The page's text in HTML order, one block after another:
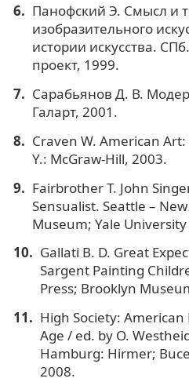
Панофский Э. Смысл и
изобразительного
истории искусства.
проект, 1999.
Сарабьянов Д. В.
Галарт, 2001.
Craven W. American
Y.: McGraw-Hill, 2003.
Fairbrother T. John
Sensualist. Seattle –
Museum; Yale
Gallati B. D. Great
Sargent Painting
Press; Brooklyn
High Society:
Age / ed. by O.
Hamburg: Hirmer;
2008.